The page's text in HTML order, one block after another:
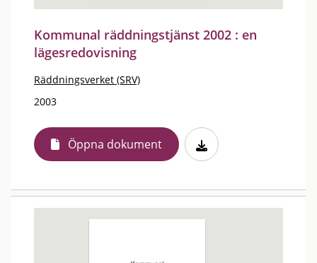
Kommunal räddningstjänst 2002 : en
lägesredovisning
Räddningsverket (SRV)
2003
Öppna dokument